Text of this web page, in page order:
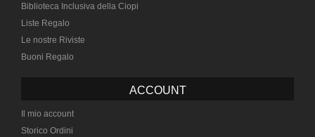
Biblioteca Inclusiva della Ciopi
Liste Regalo
Le nostre Riviste
Buoni Regalo
ACCOUNT
Il mio account
Storico Ordini